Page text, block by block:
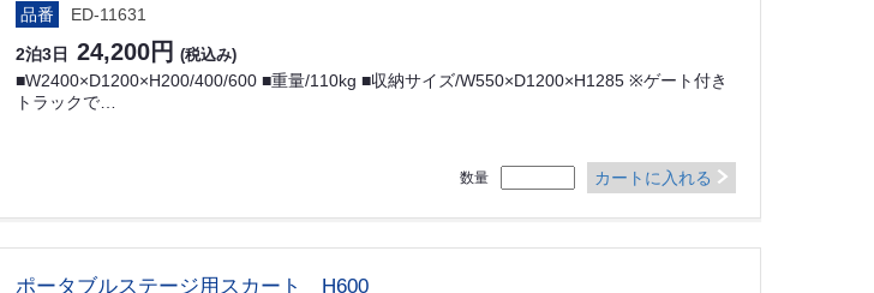
品番 ED-11631
2泊3日 24,200円 (税込み)
■W2400×D1200×H200/400/600 ■重量/110kg ■収納サイズ/W550×D1200×H1285 ※ゲート付き
トラックで…
数量 カートに入れる
ポータブルステージ用スカート H600